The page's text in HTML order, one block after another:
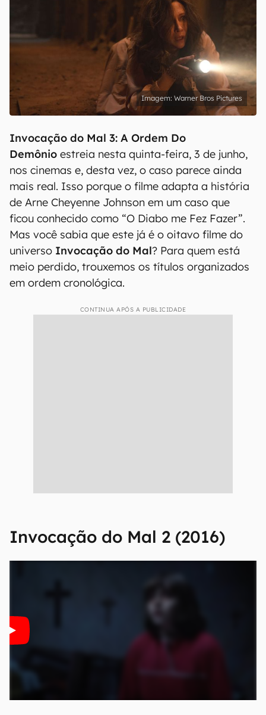
Warner Bros Pictures
Invocação do Mal 3: A Ordem Do
Demônio estreia nesta quinta-feira, 3 de junho,
nos cinemas e, desta vez, o caso parece ainda
mais real. Isso porque o filme adapta a história
de Arne Cheyenne Johnson em um caso que
ficou conhecido como “O Diabo me Fez Fazer”.
Mas você sabia que este já é o oitavo filme do
universo Invocação do Mal? Para quem está
meio perdido, trouxemos os títulos organizados
em ordem cronológica.
CONTINUA APÓS A PUBLICIDADE
Invocação do Mal 2 (2016)